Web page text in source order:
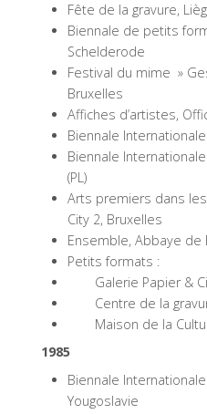
Fête de la gravure,
Biennale de petits
Schelderode
Festival du mime »
Bruxelles
Affiches d’artistes,
Biennale
Biennale
(PL)
Arts premiers dans
City 2, Bruxelles
Ensemble, Abbaye de
Petits formats :
Galerie Papier &
Centre de la
Maison de la
1985
Biennale
Yougoslavie